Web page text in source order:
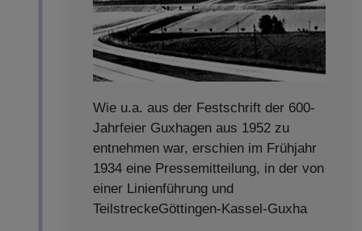
Wie u.a. aus der Festschrift der 600-
Jahrfeier Guxhagen aus 1952 zu
entnehmen war, erschien im Frühjahr
1934 eine Pressemitteilung, in der von
einer Linienführung und
TeilstreckeGöttingen-Kassel-Guxha